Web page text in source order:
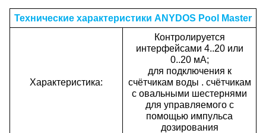
Технические характеристики ANYDOS Pool Master
Характеристика:
Контролируется
интерфейсами 4..20 или
0..20 мА;
для подключения к
счётчикам воды . счётчикам
с овальными шестернями
для управляемого с
помощью импульса
дозирования